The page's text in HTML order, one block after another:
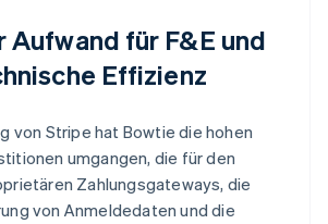
Aufwand für F&E und
Effizienz
von Stripe hat Bowtie die hohen
umgangen, die für den
Zahlungsgateways, die
von Anmeldedaten und die